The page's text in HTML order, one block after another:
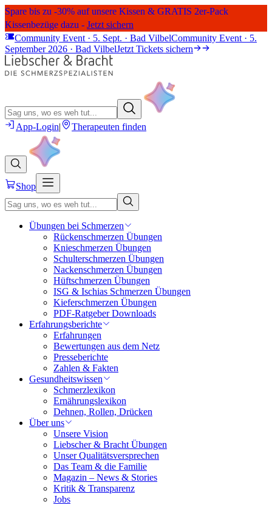
Spare bis zu -30% auf unsere Kissen & GRATIS 2er-Pack
Kissenbezüge dazu - Jetzt sichern
Community Event · 5. Sept. · Bad VilbelCommunity Event · 5.
September 2026 · Bad VilbelJetzt Tickets sichern
App-Login| Therapeuten finden
Shop
Übungen bei Schmerzen
Rückenschmerzen Übungen
Knieschmerzen Übungen
Schulterschmerzen Übungen
Nackenschmerzen Übungen
Hüftschmerzen Übungen
ISG & Ischias Schmerzen Übungen
Kieferschmerzen Übungen
PDF-Ratgeber Downloads
Erfahrungsberichte
Erfahrungen
Bewertungen aus dem Netz
Presseberichte
Zahlen & Fakten
Gesundheitswissen
Schmerzlexikon
Ernährungslexikon
Dehnen, Rollen, Drücken
Über uns
Unsere Vision
Liebscher & Bracht Übungen
Unser Qualitätsversprechen
Das Team & die Familie
Magazin – News & Stories
Kritik & Transparenz
Jobs